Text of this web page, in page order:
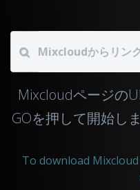
Mixcloudページの
GOを押して開始し
To download